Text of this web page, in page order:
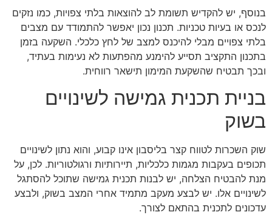
בנוסף, יש להקדיש תשומת לב להוצאות בלתי צפויות, כמו נזקים
לנכס או בעיות טכניות. תכנון נכון יאפשר להתמודד עם מצבים
בלתי צפויים מבלי להיכנס למצב של לחץ כלכלי. השקעה בזמן
בתכנון התקציב תסייע להימנע מהפתעות לא נעימות בעתיד,
ובכך תבטיח שהשקעת המימון תישאר רווחית.
בניית תכנית גמישה לשינויים
בשוק
שוק השכרות לטווח קצר בליסבון אינו קבוע, והוא נתון לשינויים
תכופים בעקבות מגמות כלכליות, תיירותיות ורגולטוריות. לכן, על
מנת להבטיח הצלחה, יש לבנות תכנית גמישה שתוכל להסתגל
לשינויים אלו. יש לבצע מעקב מתמיד אחרי המצב בשוק, ולבצע
עדכונים לתכנית בהתאם לצורך.